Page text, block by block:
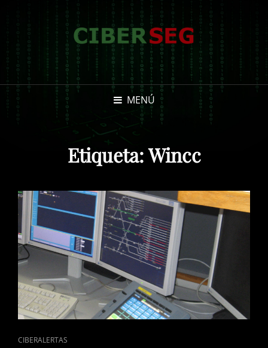
MENÚ
Etiqueta:Wincc
ENLACES
CIBERALERTAS